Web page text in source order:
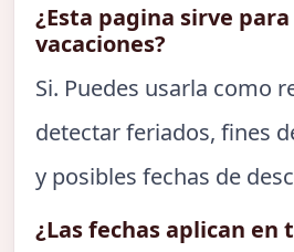
¿Esta pagina sirve
vacaciones?
Si. Puedes usarla como
detectar feriados, fines
y posibles fechas de
¿Las fechas aplican en